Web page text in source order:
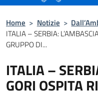
Home > Notizie >
ITALIA – SERBIA:
GRUPPO DI...
ITALIA –
GORI OSPITA